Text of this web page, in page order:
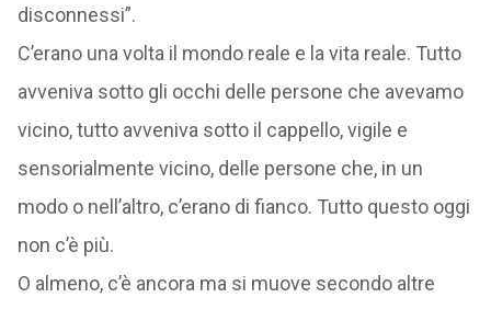
disconnessi”.
C’erano una volta il mondo reale e la vita reale. Tutto
avveniva sotto gli occhi delle persone che avevamo
vicino, tutto avveniva sotto il cappello, vigile e
sensorialmente vicino, delle persone che, in un
modo o nell’altro, c’erano di fianco. Tutto questo oggi
non c’è più.
O almeno, c’è ancora ma si muove secondo altre